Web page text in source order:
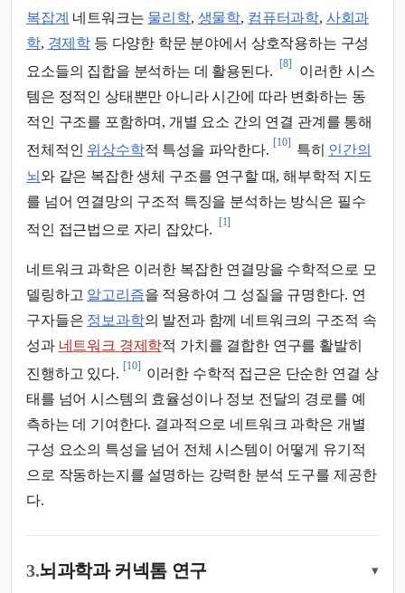
복잡계 네트워크는 물리학, 생물학, 컴퓨터과학, 사회과
학, 경제학 등 다양한 학문 분야에서 상호작용하는 구성
요소들의 집합을 분석하는 데 활용된다.
[8]
이러한 시스
템은 정적인 상태뿐만 아니라 시간에 따라 변화하는 동
적인 구조를 포함하며, 개별 요소 간의 연결 관계를 통해
전체적인 위상수학적 특성을 파악한다.
[10]
특히 인간의
뇌 와 같은 복잡한 생체 구조를 연구할 때, 해부학적 지도
를 넘어 연결망의 구조적 특징을 분석하는 방식은 필수
적인 접근법으로 자리 잡았다.
[1]
네트워크 과학은 이러한 복잡한 연결망을 수학적으로 모
델링하고 알고리즘을 적용하여 그 성질을 규명한다. 연
구자들은 정보과학의 발전과 함께 네트워크의 구조적 속
성과 네트워크 경제학적 가치를 결합한 연구를 활발히
진행하고 있다.
[10]
이러한 수학적 접근은 단순한 연결 상
태를 넘어 시스템의 효율성이나 정보 전달의 경로를 예
측하는 데 기여한다. 결과적으로 네트워크 과학은 개별
구성 요소의 특성을 넘어 전체 시스템이 어떻게 유기적
으로 작동하는지를 설명하는 강력한 분석 도구를 제공한
다.
3.뇌과학과 커넥톰 연구 ▾